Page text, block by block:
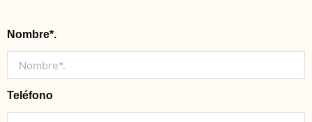
Nombre*.
Teléfono